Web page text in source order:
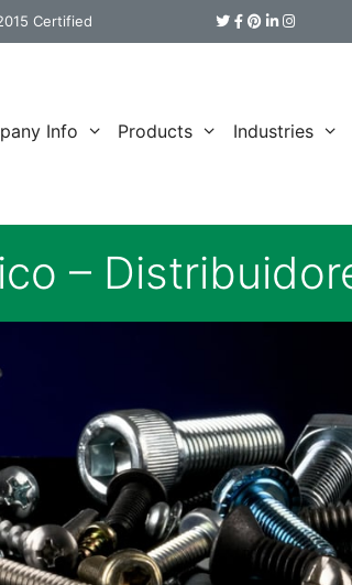
Certified
Info Products Industries
–